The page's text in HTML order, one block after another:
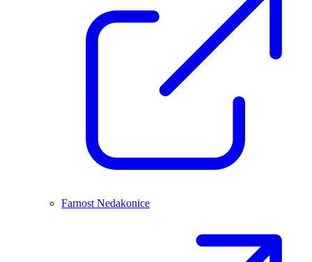
Farnost Nedakonice